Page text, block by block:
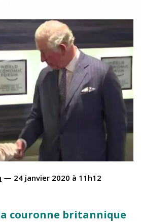
— 24 janvier 2020 à 11h12
couronne britannique